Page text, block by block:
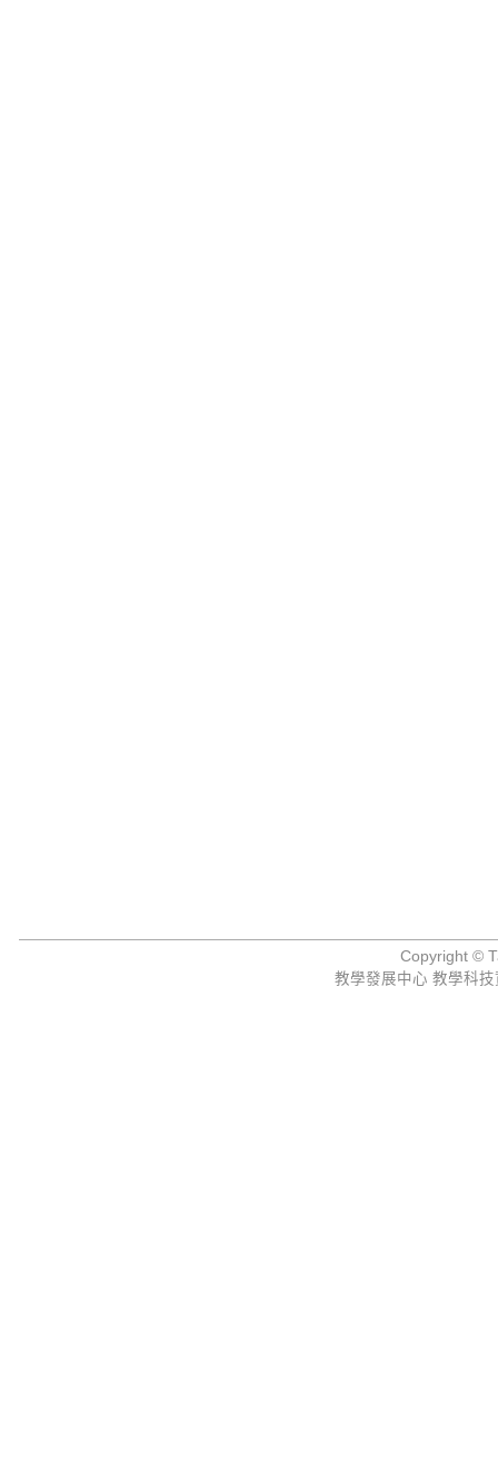
Copyright ©
教學發展中心 教學科